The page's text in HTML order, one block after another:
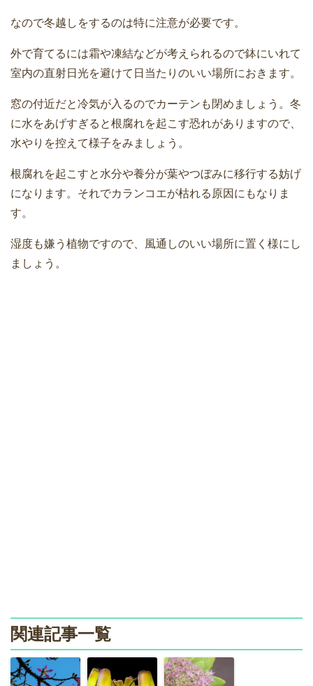
なので冬越しをするのは特に注意が必要です。
外で育てるには霜や凍結などが考えられるので鉢にいれて
室内の直射日光を避けて日当たりのいい場所におきます。
窓の付近だと冷気が入るのでカーテンも閉めましょう。冬
に水をあげすぎると根腐れを起こす恐れがありますので、
水やりを控えて様子をみましょう。
根腐れを起こすと水分や養分が葉やつぼみに移行する妨げ
になります。それでカランコエが枯れる原因にもなりま
す。
湿度も嫌う植物ですので、風通しのいい場所に置く様にし
ましょう。
関連記事一覧